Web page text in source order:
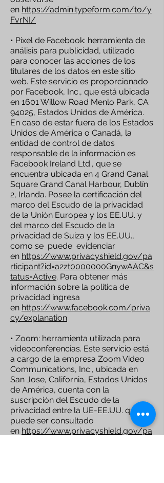
en https://admin.typeform.com/to/y
FvrNI/
• Pixel de Facebook: herramienta de
análisis para publicidad, utilizado
para conocer las acciones de los
titulares de los datos en este sitio
web. Este servicio es proporcionado
por Facebook, Inc., que está ubicada
en 1601 Willow Road Menlo Park, CA
94025, Estados Unidos de América.
En caso de estar fuera de los Estados
Unidos de América o Canadá, la
entidad de control de datos
responsable de la información es
Facebook Ireland Ltd., que se
encuentra ubicada en 4 Grand Canal
Square Grand Canal Harbour, Dublín
2, Irlanda. Posee la certificación del
marco del Escudo de la privacidad
de la Unión Europea y los EE.UU. y
del marco del Escudo de la
privacidad de Suiza y los EE.UU.,
como se puede evidenciar
en https://www.privacyshield.gov/pa
rticipant?id=a2zt0000000GnywAAC&s
tatus=Active. Para obtener más
información sobre la política de
privacidad ingresa
en https://www.facebook.com/priva
cy/explanation
• Zoom: herramienta utilizada para
videoconferencias. Este servicio está
a cargo de la empresa Zoom Video
Communications, Inc., ubicada en
San Jose, California, Estados Unidos
de América, cuenta con la
suscripción del Escudo de la
privacidad entre la UE-EE.UU. que
puede ser consultado
en https://www.privacyshield.gov/pa